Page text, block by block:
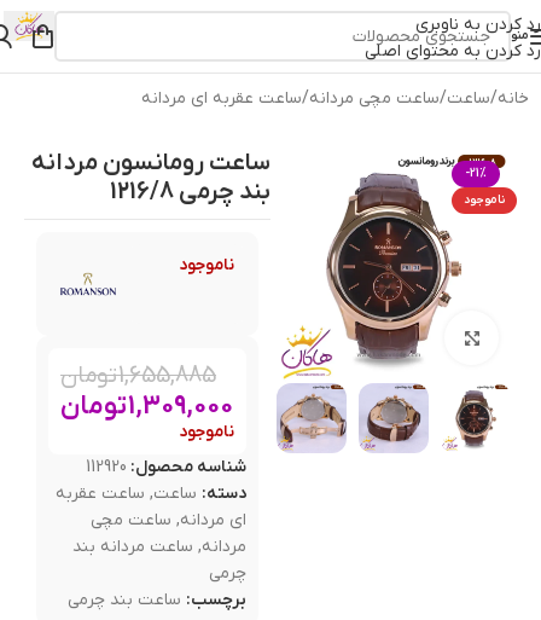
رد کردن به ناوبری
رد کردن به محتوای اصلی
منو
خانه/ساعت/ساعت مچی مردانه/ساعت عقربه ای مردانه
-21%
ناموجود
بزرگنمایی تصویر
ساعت رومانسون مردانه
بند چرمی 1216/8
ناموجود
1,655,885تومان
1,309,000تومان
ناموجود
شناسه محصول: 112920
دسته: ساعت, ساعت عقربه
ای مردانه, ساعت مچی
مردانه, ساعت مردانه بند
چرمی
برچسب: ساعت بند چرمی